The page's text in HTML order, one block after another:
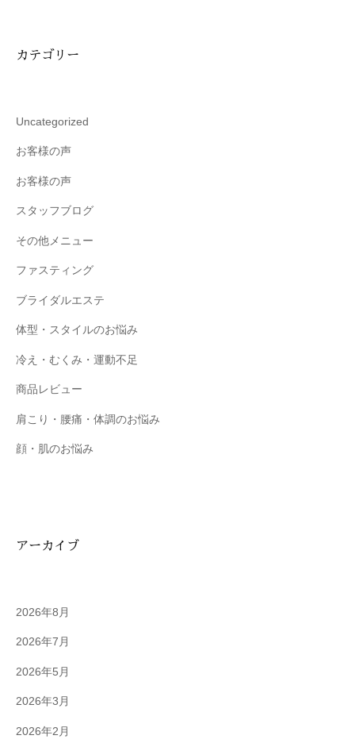
カテゴリー
Uncategorized
お客様の声
お客様の声
スタッフブログ
その他メニュー
ファスティング
ブライダルエステ
体型・スタイルのお悩み
冷え・むくみ・運動不足
商品レビュー
肩こり・腰痛・体調のお悩み
顔・肌のお悩み
アーカイブ
2026年8月
2026年7月
2026年5月
2026年3月
2026年2月